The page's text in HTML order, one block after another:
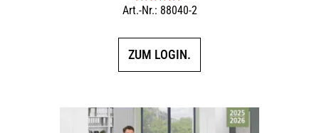
Bewertet mit
Art.-Nr.: 88040-2
ZUM LOGIN.